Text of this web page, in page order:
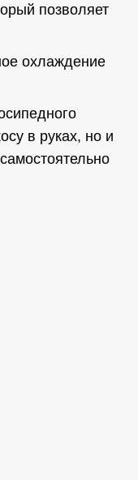
позволяет
охлаждение
в руках, но и